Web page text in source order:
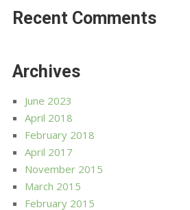
Recent Comments
Archives
June 2023
April 2018
February 2018
April 2017
November 2015
March 2015
February 2015